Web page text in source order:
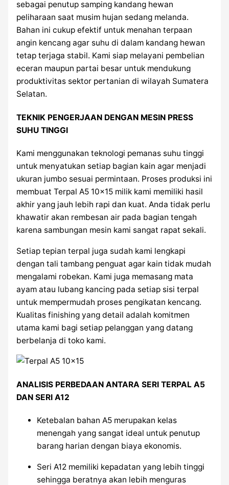
sebagai penutup samping kandang hewan
peliharaan saat musim hujan sedang melanda.
Bahan ini cukup efektif untuk menahan terpaan
angin kencang agar suhu di dalam kandang hewan
tetap terjaga stabil. Kami siap melayani pembelian
eceran maupun partai besar untuk mendukung
produktivitas sektor pertanian di wilayah Sumatera
Selatan.
TEKNIK PENGERJAAN DENGAN MESIN PRESS
SUHU TINGGI
Kami menggunakan teknologi pemanas suhu tinggi
untuk menyatukan setiap bagian kain agar menjadi
ukuran jumbo sesuai permintaan. Proses produksi ini
membuat Terpal A5 10×15 milik kami memiliki hasil
akhir yang jauh lebih rapi dan kuat. Anda tidak perlu
khawatir akan rembesan air pada bagian tengah
karena sambungan mesin kami sangat rapat sekali.
Setiap tepian terpal juga sudah kami lengkapi
dengan tali tambang penguat agar kain tidak mudah
mengalami robekan. Kami juga memasang mata
ayam atau lubang kancing pada setiap sisi terpal
untuk mempermudah proses pengikatan kencang.
Kualitas finishing yang detail adalah komitmen
utama kami bagi setiap pelanggan yang datang
berbelanja di toko kami.
ANALISIS PERBEDAAN ANTARA SERI TERPAL A5
DAN SERI A12
Ketebalan bahan A5 merupakan kelas
menengah yang sangat ideal untuk penutup
barang harian dengan biaya ekonomis.
Seri A12 memiliki kepadatan yang lebih tinggi
sehingga beratnya akan lebih menguras